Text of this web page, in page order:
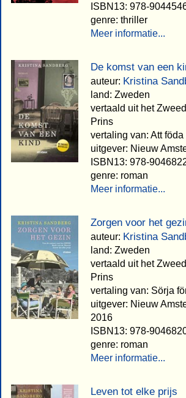
ISBN13: 978-
genre: thriller
Meer informatie...
De komst van een
auteur: Kristina
land: Zweden
vertaald uit het
Prins
vertaling van: Att
uitgever: Nieuw
ISBN13: 978-
genre: roman
Meer informatie...
Zorgen voor het
auteur: Kristina
land: Zweden
vertaald uit het
Prins
vertaling van: Sörja
uitgever: Nieuw
2016
ISBN13: 978-
genre: roman
Meer informatie...
Leven tot elke prijs